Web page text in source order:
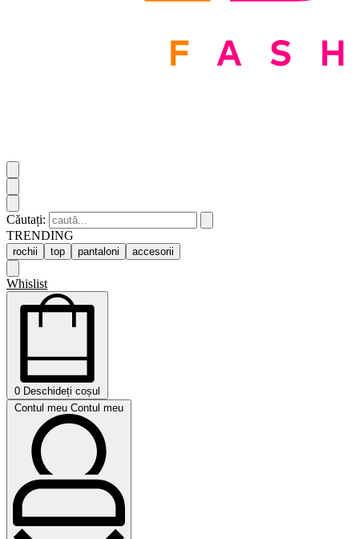
Căutați:
TRENDING
rochii top pantaloni accesorii
Whislist
0 Deschideți coșul
Contul meu Contul meu